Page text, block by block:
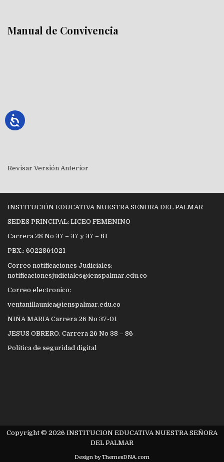
Manual de Convivencia
Revisar Versión Anterior
INSTITUCIÓN EDUCATIVA NUESTRA SEÑORA DEL PALMAR
SEDES PRINCIPAL: LICEO FEMENINO
Carrera 28 No 37 – 37 y 37 – 81
PBX.: 6022864021
Correo notificaciones Judiciales:
notificacionesjudiciales@ienspalmar.edu.co
Correo electronico:
ventanillaunica@ienspalmar.edu.co
NIÑA MARIA Carrera 26 No 37-01
JESUS OBRERO. Carrera 26 No 38 – 86
Política de seguridad digital
Copyright © 2026 INSTITUCION EDUCATIVA NUESTRA SEÑORA
DEL PALMAR
Design by ThemesDNA.com